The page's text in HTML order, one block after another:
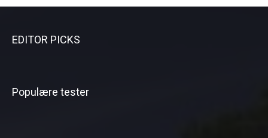
EDITOR PICKS
Populære tester